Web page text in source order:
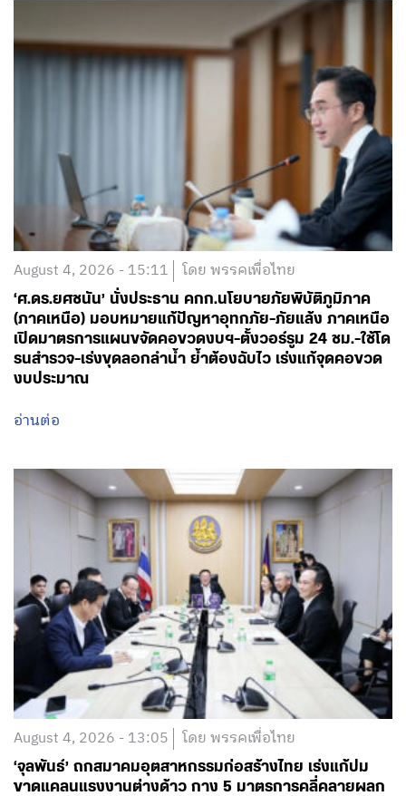
August 4, 2026 - 15:11 โดย พรรคเพื่อไทย
‘ศ.ดร.ยศชนัน’ นั่งประธาน คกก.นโยบายภัยพิบัติภูมิภาค
(ภาคเหนือ) มอบหมายแก้ปัญหาอุทกภัย-ภัยแล้ง ภาคเหนือ
เปิดมาตรการแผนขจัดคอขวดงบฯ-ตั้งวอร์รูม 24 ชม.-ใช้โด
รนสำรวจ-เร่งขุดลอกลำน้ำ ย้ำต้องฉับไว เร่งแก้จุดคอขวด
งบประมาณ
อ่านต่อ
August 4, 2026 - 13:05 โดย พรรคเพื่อไทย
‘จุลพันธ์’ ถกสมาคมอุตสาหกรรมก่อสร้างไทย เร่งแก้ปม
ขาดแคลนแรงงานต่างด้าว กาง 5 มาตรการคลี่คลายผลก